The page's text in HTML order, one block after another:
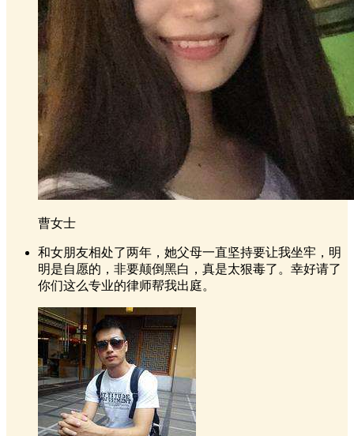
曹女士
和女朋友相处了两年，她父母一直坚持要让我坐牢，明
明是自愿的，非要颠倒黑白，真是太狠毒了。幸好请了
你们这么专业的律师帮我出庭。